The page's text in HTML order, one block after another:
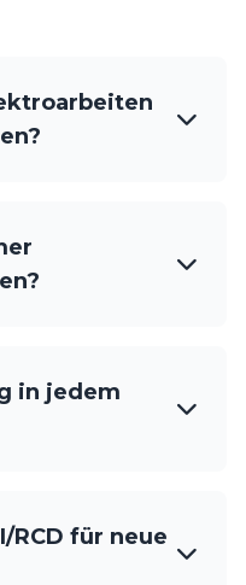
in jedem
RCD für neue